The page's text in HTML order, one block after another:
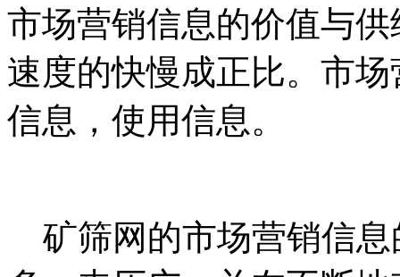
市场营销信息的价值与
速度的快慢成正比。市
信息，使用信息。
矿筛网的市场营销信息